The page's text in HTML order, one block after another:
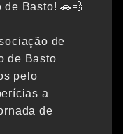
Basto! 🚗💨
de
de Basto
pelo
a
de